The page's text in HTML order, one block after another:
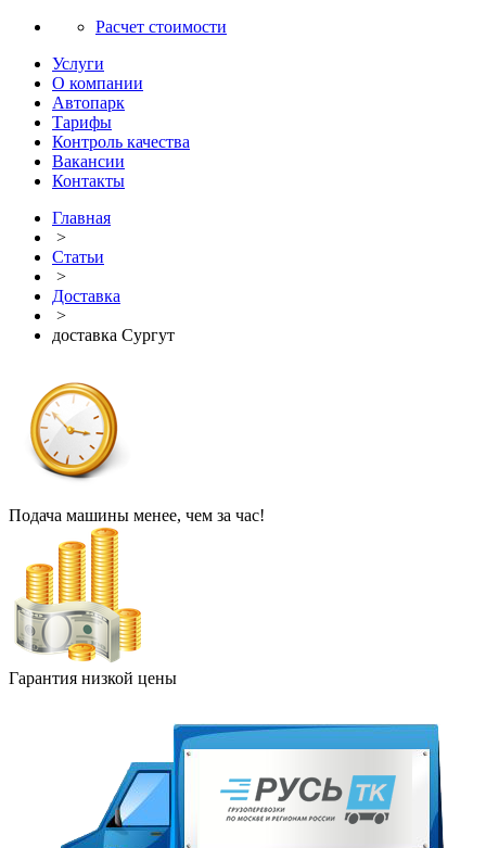
Расчет стоимости
Услуги
О компании
Автопарк
Тарифы
Контроль качества
Вакансии
Контакты
Главная
>
Статьи
>
Доставка
>
доставка Сургут
Подача машины менее, чем за час!
Гарантия низкой цены